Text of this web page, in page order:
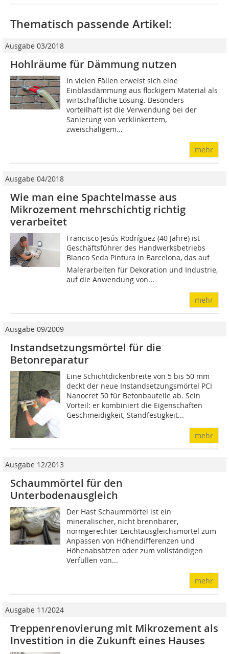
Thematisch passende Artikel:
Ausgabe 03/2018
Hohlräume für Dämmung nutzen
In vielen Fällen erweist sich eine
Einblasdämmung aus flockigem Material als
wirtschaftliche Lösung. Besonders
vorteilhaft ist die Verwendung bei der
Sanierung von verklinkertem,
zweischaligem...
mehr
Ausgabe 04/2018
Wie man eine Spachtelmasse aus
Mikrozement mehrschichtig richtig
verarbeitet
Francisco Jesús Rodríguez (40 Jahre) ist
Geschäftsführer des Handwerksbetriebs
Blanco Seda Pintura in Barcelona, das auf
Malerarbeiten für Dekoration und Industrie,
auf die Anwendung von...
mehr
Ausgabe 09/2009
Instandsetzungsmörtel für die
Betonreparatur
Eine Schichtdickenbreite von 5 bis 50 mm
deckt der neue Instandsetzungsmörtel PCI
Nanocret 50 für Betonbauteile ab. Sein
Vorteil: er kombiniert die Eigenschaften
Geschmeidigkeit, Standfestigkeit...
mehr
Ausgabe 12/2013
Schaummörtel für den
Unterbodenausgleich
Der Hast Schaummörtel ist ein
mineralischer, nicht brennbarer,
normgerechter Leichtausgleichsmörtel zum
Anpassen von Höhendifferenzen und
Höhenabsätzen oder zum vollständigen
Verfüllen von...
mehr
Ausgabe 11/2024
Treppenrenovierung mit Mikrozement als
Investition in die Zukunft eines Hauses